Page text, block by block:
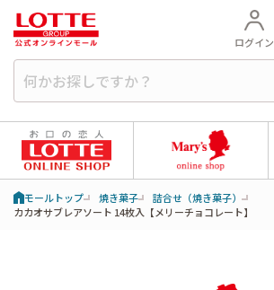
ログイン
モールトップ 焼き菓子
詰合せ（焼き菓子）
カカオサブレアソート 14枚入【メリーチョコレート】